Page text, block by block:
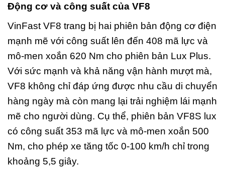
Động cơ và công suất của VF8
VinFast VF8 trang bị hai phiên bản động cơ điện
mạnh mẽ với công suất lên đến 408 mã lực và
mô-men xoắn 620 Nm cho phiên bản Lux Plus.
Với sức mạnh và khả năng vận hành mượt mà,
VF8 không chỉ đáp ứng được nhu cầu di chuyển
hàng ngày mà còn mang lại trải nghiệm lái mạnh
mẽ cho người dùng. Cụ thể, phiên bản VF8S lux
có công suất 353 mã lực và mô-men xoắn 500
Nm, cho phép xe tăng tốc 0-100 km/h chỉ trong
khoảng 5,5 giây.